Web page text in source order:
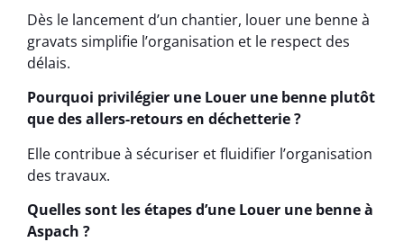
Dès le lancement d’un chantier, louer une benne à
gravats simplifie l’organisation et le respect des
délais.
Pourquoi privilégier une Louer une benne plutôt
que des allers-retours en déchetterie ?
Elle contribue à sécuriser et fluidifier l’organisation
des travaux.
Quelles sont les étapes d’une Louer une benne à
Aspach ?